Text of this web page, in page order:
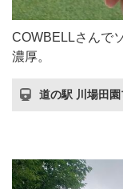
COWBELLさんで
濃厚。
道の駅 川場田